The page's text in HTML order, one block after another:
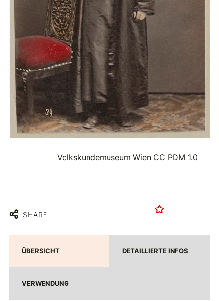
Volkskundemuseum Wien CC PDM 1.0
SHARE
ÜBERSICHT DETAILLIERTE INFOS
VERWENDUNG